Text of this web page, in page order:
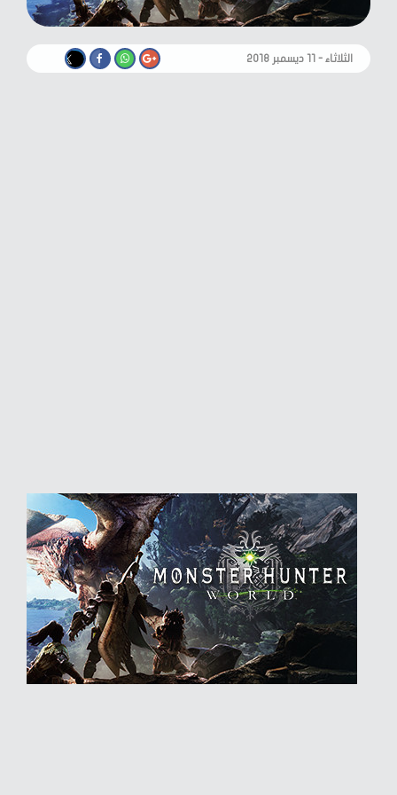
الثلاثاء - ١١ ديسمبر ٢٠١٨